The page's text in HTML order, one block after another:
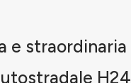
e straordinaria
H24